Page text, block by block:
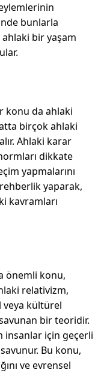
bunlarla
bir yaşam
konu da ahlaki
birçok ahlaki
Ahlaki karar
dikkate
yapmalarını
yaparak,
kavramları
önemli konu,
relativizm,
veya kültürel
bir teoridir.
insanlar için geçerli
Bu konu,
ve evrensel